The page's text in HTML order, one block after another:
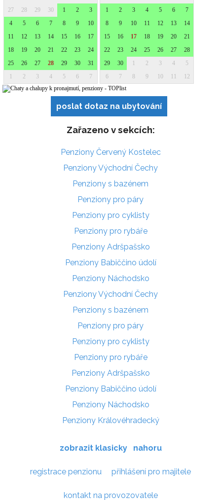
poslat dotaz na ubytování
Zařazeno v sekcích:
Penziony Červený Kostelec
Penziony Východní Čechy
Penziony s bazénem
Penziony pro páry
Penziony pro cyklisty
Penziony pro rybáře
Penziony Adršpašsko
Penziony Babiččino údolí
Penziony Náchodsko
Penziony Východní Čechy
Penziony s bazénem
Penziony pro páry
Penziony pro cyklisty
Penziony pro rybáře
Penziony Adršpašsko
Penziony Babiččino údolí
Penziony Náchodsko
Penziony Královéhradecký
zobrazit klasicky nahoru
registrace penzionu přihlášení pro majitele
kontakt na provozovatele